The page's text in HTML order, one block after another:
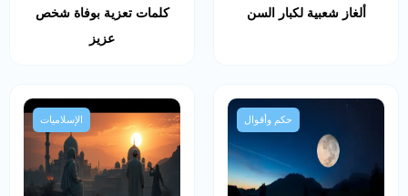
ألغاز شعبية لكبار السن
كلمات تعزية بوفاة شخص
عزيز
حكم وأقوال الإسلاميات